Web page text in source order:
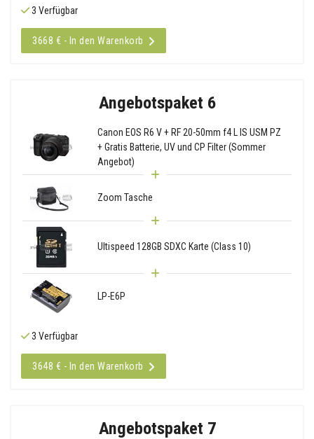
3 Verfügbar
3668 € - In den Warenkorb
Angebotspaket 6
Canon EOS R6 V + RF 20-50mm f4 L IS USM PZ
+ Gratis Batterie, UV und CP Filter (Sommer
Angebot)
Zoom Tasche
Ultispeed 128GB SDXC Karte (Class 10)
LP-E6P
3 Verfügbar
3648 € - In den Warenkorb
Angebotspaket 7